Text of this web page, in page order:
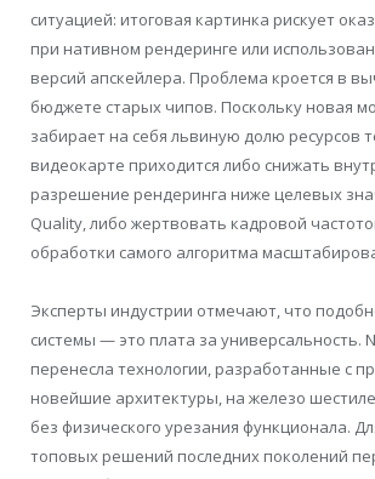
ситуацией: итоговая картинка рискует
при нативном рендеринге или
версий апскейлера. Проблема кроется в
бюджете старых чипов. Поскольку новая
забирает на себя львиную долю ресурсов
видеокарте приходится либо снижать
разрешение рендеринга ниже целевых
Quality, либо жертвовать кадровой
обработки самого алгоритма
Эксперты индустрии отмечают, что
системы — это плата за универсальность.
перенесла технологии, разработанные с
новейшие архитектуры, на железо
без физического урезания функционала.
топовых решений последних поколений